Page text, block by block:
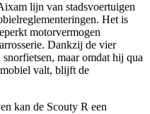
lijn van stadsvoertuigen
Het is
motorvermogen
Dankzij de vier
maar omdat hij qua
valt, blijft de
kan de Scouty R een